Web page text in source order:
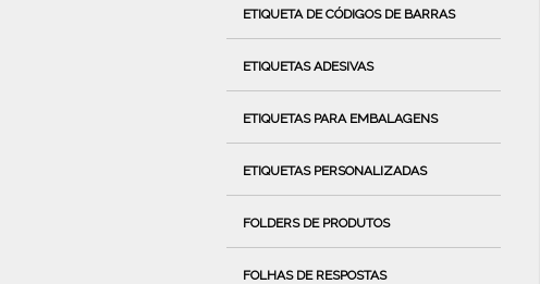
ETIQUETA DE CÓDIGOS DE BARRAS
ETIQUETAS ADESIVAS
ETIQUETAS PARA EMBALAGENS
ETIQUETAS PERSONALIZADAS
FOLDERS DE PRODUTOS
FOLHAS DE RESPOSTAS